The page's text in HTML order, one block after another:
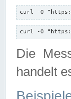
curl -O
curl -O
Die
handelt